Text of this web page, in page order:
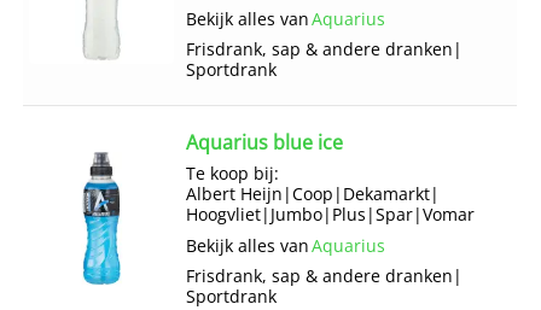
Bekijk alles vanAquarius
Frisdrank, sap & andere dranken |
Sportdrank
Aquarius blue ice
Te koop bij:
Albert Heijn |Coop | Dekamarkt|
Hoogvliet| Jumbo| Plus |Spar|Vomar
Bekijk alles vanAquarius
Frisdrank, sap & andere dranken |
Sportdrank